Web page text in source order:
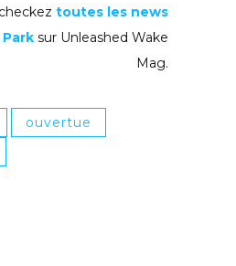
toutes les news
Park sur Unleashed Wake
Mag.
ouvertue